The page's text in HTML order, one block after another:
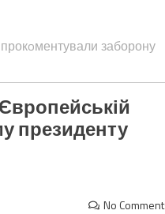
заборону
президенту
No